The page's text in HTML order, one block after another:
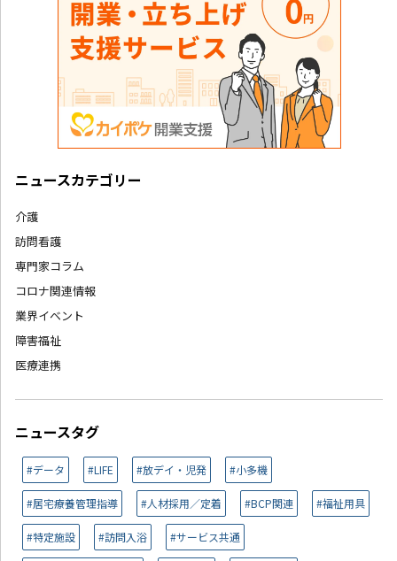
ニュースカテゴリー
介護
訪問看護
専門家コラム
コロナ関連情報
業界イベント
障害福祉
医療連携
ニュースタグ
#データ #LIFE #放デイ・児発 #小多機
#居宅療養管理指導 #人材採用／定着 #BCP関連 #福祉用具
#特定施設 #訪問入浴 #サービス共通